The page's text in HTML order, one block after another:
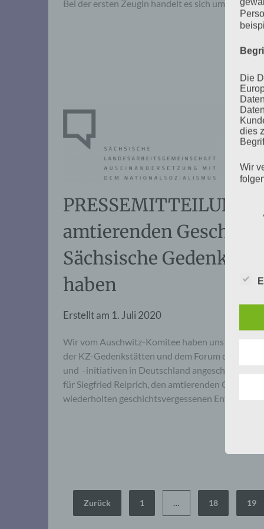
Bei der ersten Zeugin handelt es sich um…
PRESSEMITTEILUNG:
amtierenden
Sächsische
haben
Erstellt am 1. Juli 2020
Wir vom Auschwitz-Komitee haben uns der
der KZ-Gedenkstätten und dem Forum der
und -initiativen in Deutschland angeschlossen
für Siegfried Reiprich, den amtierenden
wiederholten geschichtsvergessenen
Seitennummerierung
Zurück 1 … 18 19
Die
dies
Wir